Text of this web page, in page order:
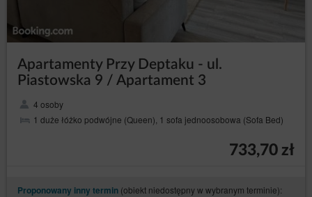
Apartamenty Przy Deptaku - ul.
Piastowska 9 / Apartament 3
4 osoby
1 duże łóżko podwójne (Queen), 1 sofa jednoosobowa (Sofa Bed)
733,70 zł
Proponowany inny termin (obiekt niedostępny w wybranym terminie):